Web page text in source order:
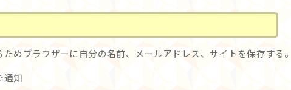
めブラウザーに自分の名前、メールアドレス、サイトを保存する。
通知